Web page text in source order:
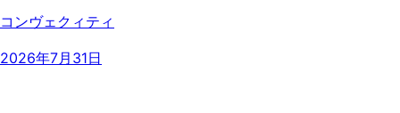
コンヴェクィティ
2026年7月31日